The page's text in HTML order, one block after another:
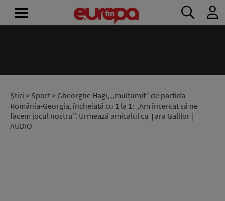
Știri > Sport> Gheorghe Hagi, „mulțumit” de partida
România-Georgia, încheiată cu 1 la 1: „Am încercat să ne
facem jocul nostru”. Urmează amicalul cu Țara Galilor |
AUDIO
RADIO
CONCURSURI